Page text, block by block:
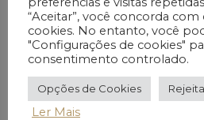
“Aceitar”, você concorda
cookies. No entanto, você
"Configurações de cookies"
consentimento controlado.
Opções de Cookies
Ler Mais